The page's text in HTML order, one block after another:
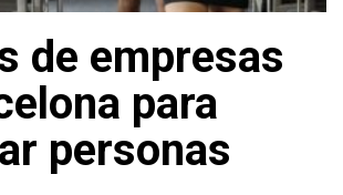
de empresas
para
personas